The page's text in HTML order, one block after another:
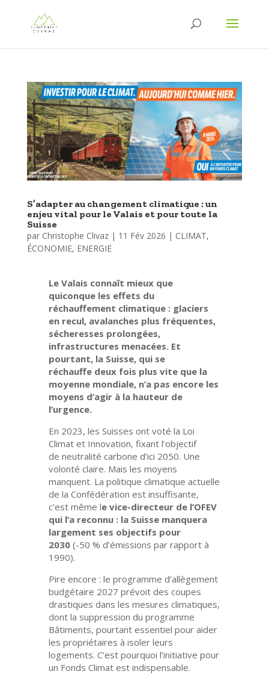
S’adapter au changement climatique : un
enjeu vital pour le Valais et pour toute la
Suisse
par Christophe Clivaz| 11 Fév 2026 | CLIMAT,
ÉCONOMIE, ENERGIE
Le Valais connaît mieux que
quiconque les effets du
réchauffement climatique : glaciers
en recul, avalanches plus fréquentes,
sécheresses prolongées,
infrastructures menacées. Et
pourtant, la Suisse, qui se
réchauffe deux fois plus vite que la
moyenne mondiale, n’a pas encore les
moyens d’agir à la hauteur de
l’urgence.
En 2023, les Suisses ont voté la Loi
Climat et Innovation, fixant l’objectif
de neutralité carbone d’ici 2050. Une
volonté claire. Mais les moyens
manquent. La politique climatique actuelle
de la Confédération est insuffisante,
c’est même le vice-directeur de l’OFEV
qui l’a reconnu : la Suisse manquera
largement ses objectifs pour
2030 (-50 % d’émissions par rapport à
1990).
Pire encore : le programme d’allègement
budgétaire 2027 prévoit des coupes
drastiques dans les mesures climatiques,
dont la suppression du programme
Bâtiments, pourtant essentiel pour aider
les propriétaires à isoler leurs
logements. C’est pourquoi l’initiative pour
un Fonds Climat est indispensable.